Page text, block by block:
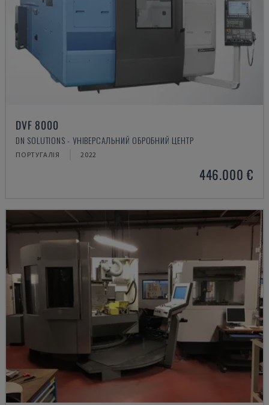
DVF 8000
DN SOLUTIONS - УНІВЕРСАЛЬНИЙ ОБРОБНИЙ ЦЕНТР
ПОРТУГАЛІЯ 2022
446.000 €